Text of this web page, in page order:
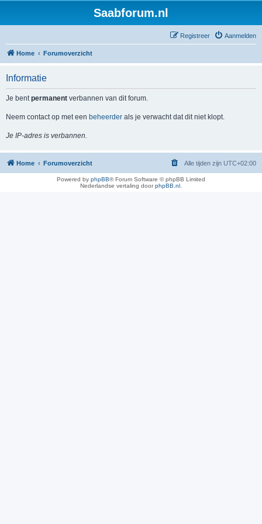
Saabforum.nl
Aanmelden
Registreer
Home Forumoverzicht
Informatie
Je bentpermanent verbannen van dit forum.
Neem contact op met een beheerder als je verwacht dat dit niet klopt.
Je IP-adres is verbannen.
Home Forumoverzicht Alle tijden zijn UTC+02:00
Powered by phpBB® Forum Software © phpBB Limited
Nederlandse vertaling doorphpBB.nl